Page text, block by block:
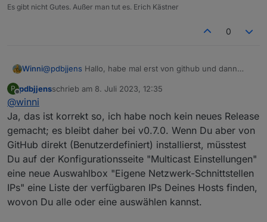
insbesondere in Docker-Umgebungen.
einem produktiven ioBroker installieren!
insbesondere, ob die neue IP-Auswahlfunktion auf
Es gibt nicht Gutes. Außer man tut es. Erich Kästner
0
Winni@pdbjjens Hallo, habe mal erst von github und dann
em.git) installiert. Es bleibt aber immer bei der Version
P
Offline
pdbjjensschrieb am 8. Juli 2023, 12:35
zuletzt editiert von
@winni
Ja, das ist korrekt so, ich habe noch kein neues Release
gemacht; es bleibt daher bei v0.7.0. Wenn Du aber von
GitHub direkt (Benutzerdefiniert) installierst, müsstest
Du auf der Konfigurationsseite "Multicast Einstellungen"
eine neue Auswahlbox "Eigene Netzwerk-Schnittstellen
IPs" eine Liste der verfügbaren IPs Deines Hosts finden,
wovon Du alle oder eine auswählen kannst.